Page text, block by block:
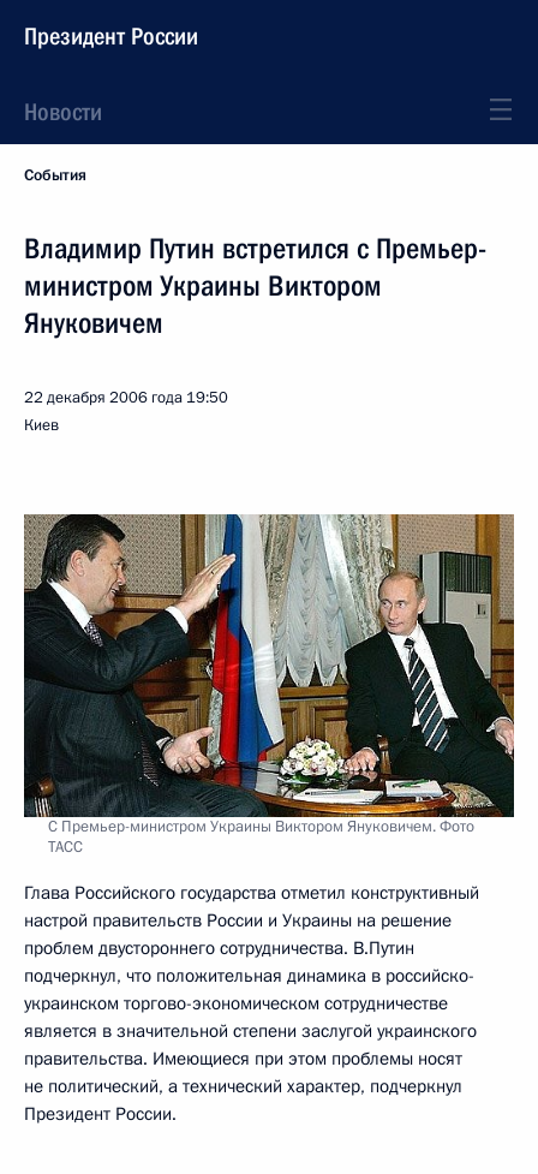
Президент России
Новости
События
Владимир Путин встретился с Премьер-
министром Украины Виктором
Януковичем
22 декабря 2006 года 19:50
Киев
С Премьер-министром Украины Виктором Януковичем. Фото
ТАСС
Глава Российского государства отметил конструктивный
настрой правительств России и Украины на решение
проблем двустороннего сотрудничества. В.Путин
подчеркнул, что положительная динамика в российско-
украинском торгово-экономическом сотрудничестве
является в значительной степени заслугой украинского
правительства. Имеющиеся при этом проблемы носят
не политический, а технический характер, подчеркнул
Президент России.